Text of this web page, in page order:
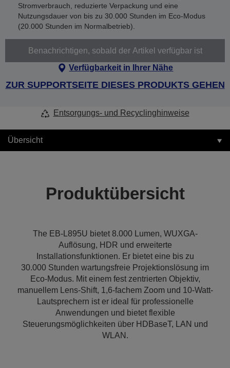
Stromverbrauch, reduzierte Verpackung und eine
Nutzungsdauer von bis zu 30.000 Stunden im Eco-Modus
(20.000 Stunden im Normalbetrieb).
Benachrichtigen, sobald der Artikel verfügbar ist
Verfügbarkeit in Ihrer Nähe
ZUR SUPPORTSEITE DIESES PRODUKTS GEHEN
Entsorgungs- und Recyclinghinweise
Übersicht
Produktübersicht
The EB-L895U bietet 8.000 Lumen, WUXGA-
Auflösung, HDR und erweiterte
Installationsfunktionen. Er bietet eine bis zu
30.000 Stunden wartungsfreie Projektionslösung im
Eco-Modus. Mit einem fest zentrierten Objektiv,
manuellem Lens-Shift, 1,6-fachem Zoom und 10-Watt-
Lautsprechern ist er ideal für professionelle
Anwendungen und bietet flexible
Steuerungsmöglichkeiten über HDBaseT, LAN und
WLAN.